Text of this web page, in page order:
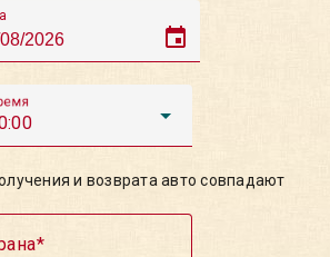
event
и возврата авто совпадают